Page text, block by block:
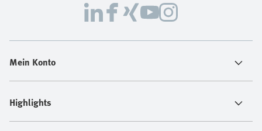
Mein Konto
Highlights